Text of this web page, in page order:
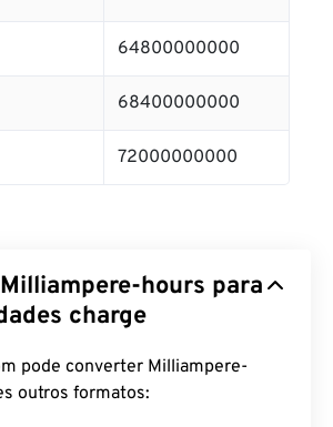
64800000000
68400000000
72000000000
hours para
charge
pode converter Milliampere-
outros formatos: